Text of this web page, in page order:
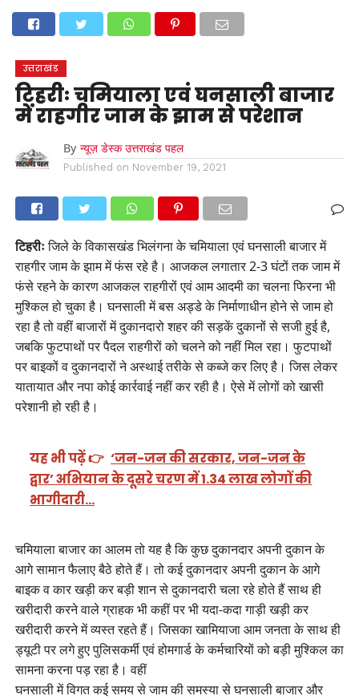
देहरादूननैनीताल
मनोरंजन
उत्तराखंड
टिहरीः चमियाला एवं घनसाली बाजार
में राहगीर जाम के झाम से परेशान
By न्यूज़ डेस्क उत्तराखंड पहल
Published on November 19, 2021
टिहरीःजिले के विकासखंड भिलंगना के चमियाला एवं घनसाली बाजार में
राहगीर जाम के झाम में फंस रहे है। आजकल लगातार 2-3 घंटों तक जाम में
फंसे रहने के कारण आजकल राहगीरों एवं आम आदमी का चलना फिरना भी
मुश्किल हो चुका है। घनसाली में बस अड्डे के निर्माणाधीन होने से जाम हो
रहा है तो वहीं बाजारों में दुकानदारो शहर की सड़कें दुकानों से सजी हुई है,
जबकि फुटपाथों पर पैदल राहगीरों को चलने को नहीं मिल रहा। फुटपाथों
पर बाइकों व दुकानदारों ने अस्थाई तरीके से कब्जे कर लिए है। जिस लेकर
यातायात और नपा कोई कार्रवाई नहीं कर रही है। ऐसे में लोगों को खासी
परेशानी हो रही है।
यह भी पढ़ें 👉 ‘जन-जन की सरकार, जन-जन के
द्वार’ अभियान के दूसरे चरण में 1.34 लाख लोगों की
भागीदारी…
चमियाला बाजार का आलम तो यह है कि कुछ दुकानदार अपनी दुकान के
आगे सामान फैलाए बैठे होते हैं। तो कई दुकानदार अपनी दुकान के आगे
बाइक व कार खड़ी कर बड़ी शान से दुकानदारी चला रहे होते हैं साथ ही
खरीदारी करने वाले ग्राहक भी कहीं पर भी यदा-कदा गाड़ी खड़ी कर
खरीदारी करने में व्यस्त रहते हैं। जिसका खामियाजा आम जनता के साथ ही
ड्यूटी पर लगे हुए पुलिसकर्मी एवं होमगार्ड के कर्मचारियों को बड़ी मुश्किल का
सामना करना पड़ रहा है। वहीं
घनसाली में विगत कई समय से जाम की समस्या से घनसाली बाजार और